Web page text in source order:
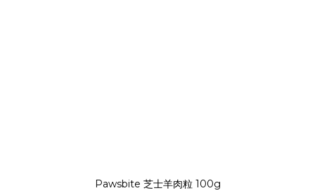
Pawsbite 芝士羊肉粒 100g